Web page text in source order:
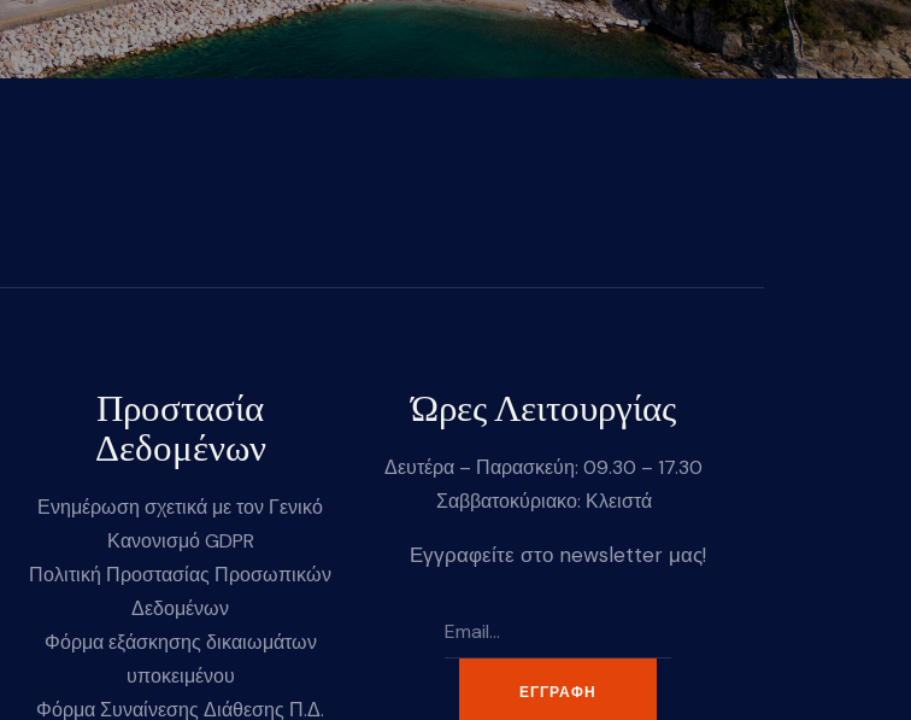
Προστασία
Δεδομένων
Ενημέρωση σχετικά με τον Γενικό
Κανονισμό GDPR
Πολιτική Προστασίας Προσωπικών
Δεδομένων
Φόρμα εξάσκησης δικαιωμάτων
υποκειμένου
Φόρμα Συναίνεσης Διάθεσης Π.Δ.
Ώρες Λειτουργίας
Δευτέρα – Παρασκεύη: 09.30 – 17.30
Σαββατοκύριακο: Κλειστά
Εγγραφείτε στο newsletter μας!
ΕΓΓΡΑΦΉ